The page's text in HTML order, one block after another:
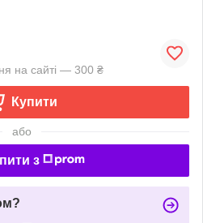
на сайті — 300 ₴
Купити
або
з